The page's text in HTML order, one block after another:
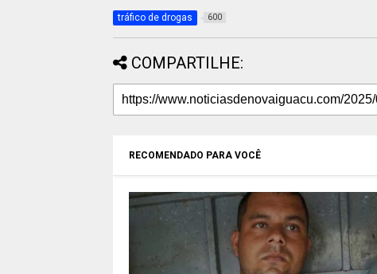
tráfico de drogas 600
COMPARTILHE:
RECOMENDADO PARA VOCÊ